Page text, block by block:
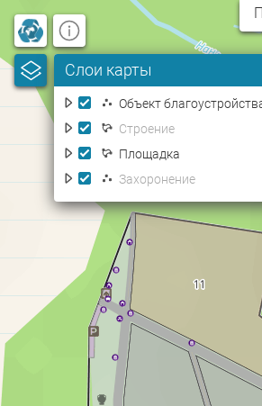
Слои карты
Объект
Строение
Площадка
Захоронение